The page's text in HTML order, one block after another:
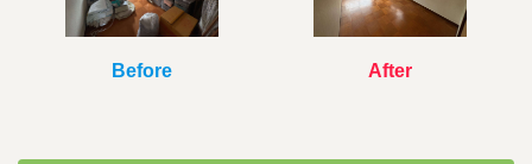
Before After